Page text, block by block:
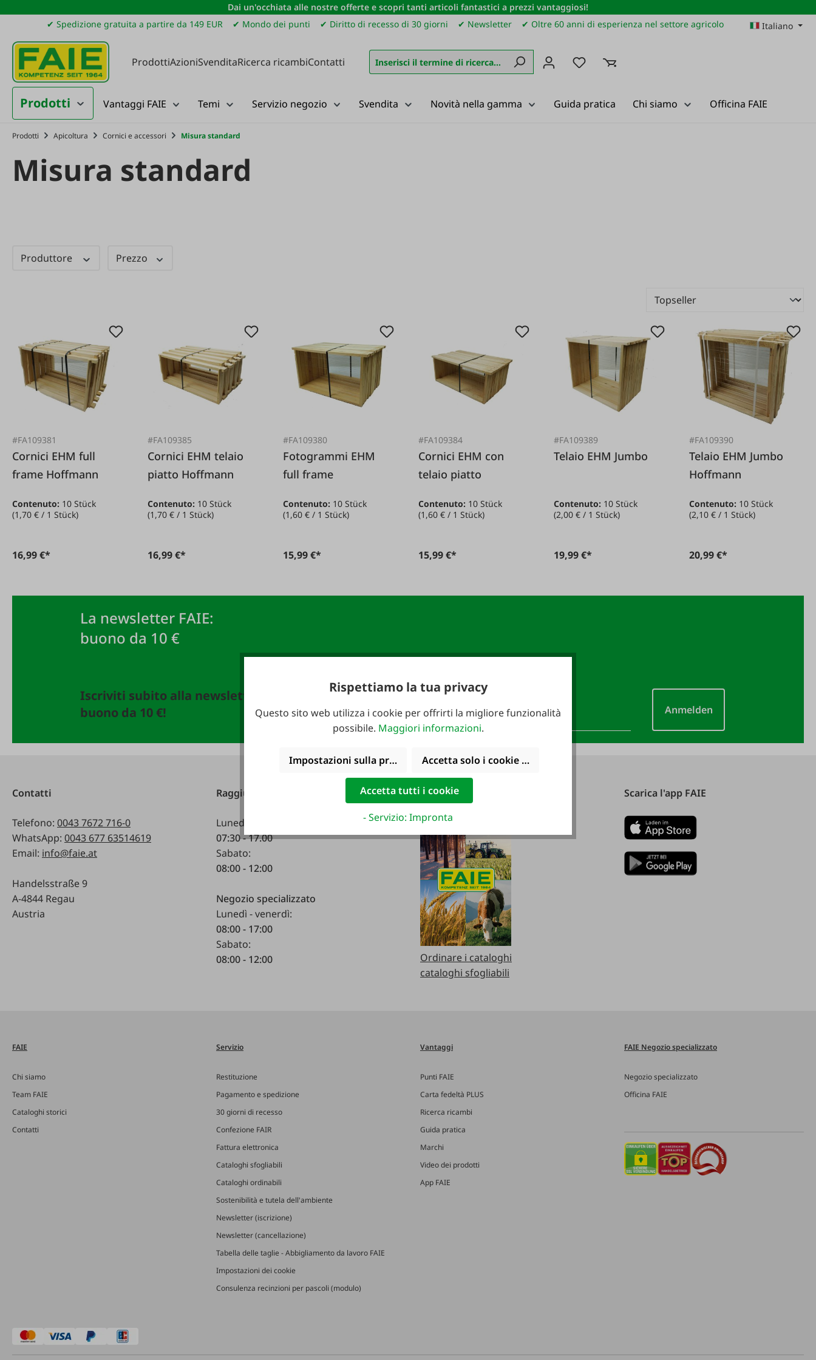
al contenuto principale
Salta alla ricerca
Passa alla navigazione principale
Dai un'occhiata alle nostre offerte e scopri tanti articoli fantastici a prezzi vantaggiosi!
✔ Spedizione gratuita a partire da 149 EUR
✔ Mondo dei punti ✔ Diritto di recesso di 30 giorni ✔ Newsletter ✔ Oltre 60 anni di esperienza nel settore agricolo Italiano
ProdottiAzioniSvenditaRicerca ricambiContatti Hai 0 articoli nella lista dei desideri
Prodotti Vantaggi FAIE Temi Servizio negozio Svendita Novità nella gamma Guida pratica Chi siamo Officina FAIE
Prodotti Apicoltura Cornici e accessori Misura standard
Misura standard
Produttore Prezzo
#FA109381
Cornici EHM full
frame Hoffmann
Contenuto: 10 Stück
(1,70 € / 1 Stück)
16,99 €*
#FA109385
Cornici EHM telaio
piatto Hoffmann
Contenuto: 10 Stück
(1,70 € / 1 Stück)
16,99 €*
#FA109380
Fotogrammi EHM
full frame
Contenuto: 10 Stück
(1,60 € / 1 Stück)
15,99 €*
#FA109384
Cornici EHM con
telaio piatto
Contenuto: 10 Stück
(1,60 € / 1 Stück)
15,99 €*
#FA109389
Telaio EHM Jumbo
Contenuto: 10 Stück
(2,00 € / 1 Stück)
19,99 €*
#FA109390
Telaio EHM Jumbo
Hoffmann
Contenuto: 10 Stück
(2,10 € / 1 Stück)
20,99 €*
La newsletter FAIE:
buono da 10 €
Iscriviti subito alla newsletter FAIE e assicurati un
buono da 10 €!
Indirizzo e-mail
Anmelden
Contatti
Telefono: 0043 7672 716-0
WhatsApp: 0043 677 63514619
Email: info@faie.at
Handelsstraße 9
A-4844 Regau
Austria
Raggiungibile telefonicamente:
Lunedì - venerdì:
07:30 - 17.00
Sabato:
08:00 - 12:00
Negozio specializzato
Lunedì - venerdì:
08:00 - 17:00
Sabato:
08:00 - 12:00
Cataloghi
Ordinare i cataloghi
cataloghi sfogliabili
Scarica l'app FAIE
FAIE
Chi siamo
Team FAIE
Cataloghi storici
Contatti
Servizio
Restituzione
Pagamento e spedizione
30 giorni di recesso
Confezione FAIR
Fattura elettronica
Cataloghi sfogliabili
Cataloghi ordinabili
Sostenibilità e tutela dell'ambiente
Newsletter (iscrizione)
Newsletter (cancellazione)
Tabella delle taglie - Abbigliamento da lavoro FAIE
Impostazioni dei cookie
Consulenza recinzioni per pascoli (modulo)
Vantaggi
Punti FAIE
Carta fedeltà PLUS
Ricerca ricambi
Guida pratica
Marchi
Video dei prodotti
App FAIE
FAIE Negozio specializzato
Negozio specializzato
Officina FAIE
Rispettiamo la tua privacy
Questo sito web utilizza i cookie per offrirti la migliore funzionalità
possibile. Maggiori informazioni.
Impostazioni sulla privacy Accetta solo i cookie funzionali
Accetta tutti i cookie
- Servizio: Impronta